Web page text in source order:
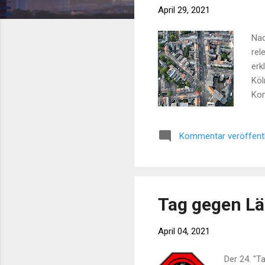
April 29, 2021
Kommentar
Tag gegen
April 04, 2021
Der 24.